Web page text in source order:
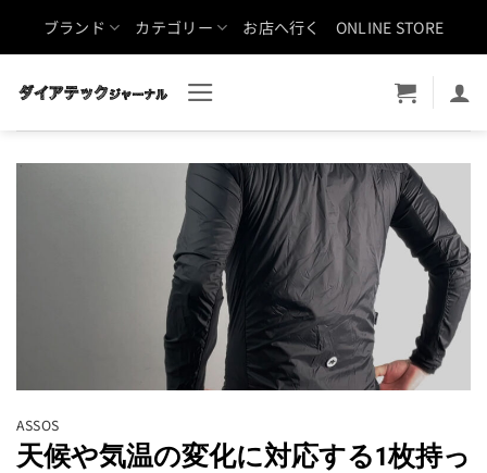
ブランド カテゴリー お店へ行く ONLINE STORE
ASSOS
天候や気温の変化に対応する1枚持っ